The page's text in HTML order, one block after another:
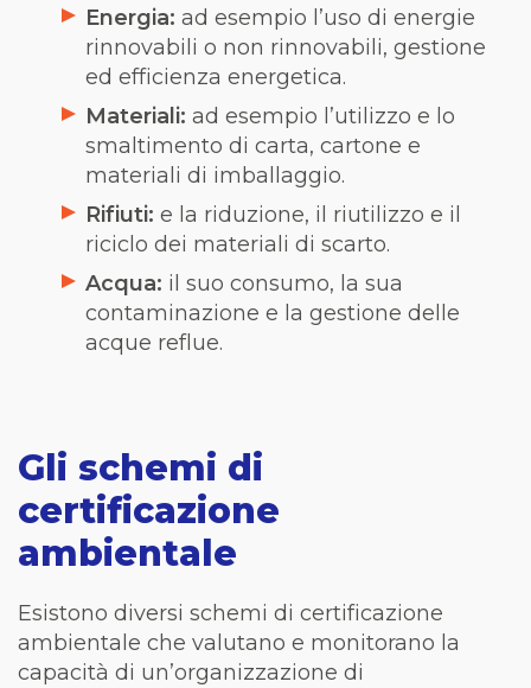
Energia: ad esempio l’uso di energie
rinnovabili o non rinnovabili, gestione
ed efficienza energetica.
Materiali: ad esempio l’utilizzo e lo
smaltimento di carta, cartone e
materiali di imballaggio.
Rifiuti: e la riduzione, il riutilizzo e il
riciclo dei materiali di scarto.
Acqua: il suo consumo, la sua
contaminazione e la gestione delle
acque reflue.
Gli schemi di
certificazione
ambientale
Esistono diversi schemi di certificazione
ambientale che valutano e monitorano la
capacità di un’organizzazione di